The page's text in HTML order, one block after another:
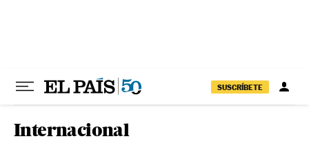
SUSCRÍBETE
Internacional